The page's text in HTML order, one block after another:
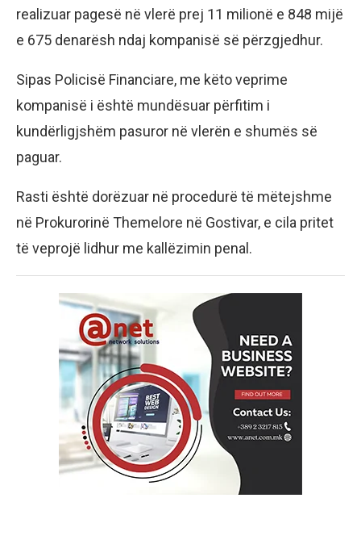
realizuar pagesë në vlerë prej 11 milionë e 848 mijë
e 675 denarësh ndaj kompanisë së përzgjedhur.
Sipas Policisë Financiare, me këto veprime
kompanisë i është mundësuar përfitim i
kundërligjshëm pasuror në vlerën e shumës së
paguar.
Rasti është dorëzuar në procedurë të mëtejshme
në Prokurorinë Themelore në Gostivar, e cila pritet
të veprojë lidhur me kallëzimin penal.